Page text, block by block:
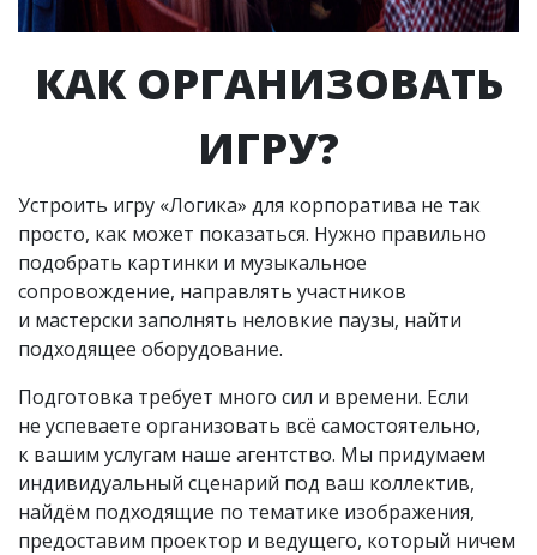
КАК ОРГАНИЗОВАТЬ
ИГРУ?
Устроить игру «Логика» для корпоратива не так
просто, как может показаться. Нужно правильно
подобрать картинки и музыкальное
сопровождение, направлять участников
и мастерски заполнять неловкие паузы, найти
подходящее оборудование.
Подготовка требует много сил и времени. Если
не успеваете организовать всё самостоятельно,
к вашим услугам наше агентство. Мы придумаем
индивидуальный сценарий под ваш коллектив,
найдём подходящие по тематике изображения,
предоставим проектор и ведущего, который ничем